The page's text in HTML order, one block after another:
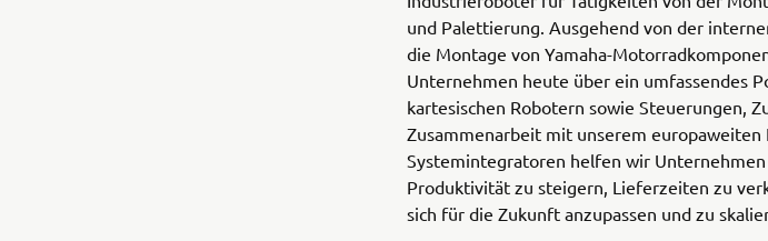
und Palettierung. Ausgehend von der
die Montage von Yamaha-
Unternehmen heute über ein umfassendes
kartesischen Robotern sowie Steuerungen,
Zusammenarbeit mit unserem
Systemintegratoren helfen wir
Produktivität zu steigern, Lieferzeiten zu
sich für die Zukunft anzupassen und zu